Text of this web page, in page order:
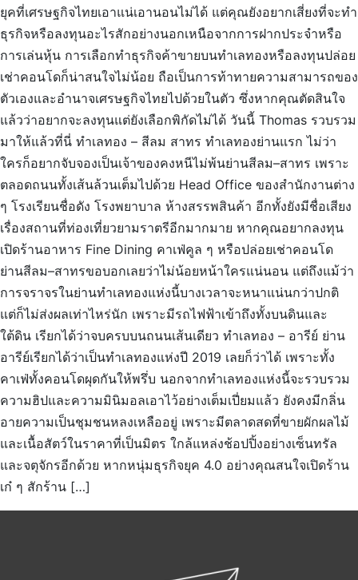
ยุคที่เศรษฐกิจไทยเอาแน่เอานอนไม่ได้ แต่คุณยังอยากเสี่ยงที่จะทำ
ธุรกิจหรือลงทุนอะไรสักอย่างนอกเหนือจากการฝากประจำหรือ
การเล่นหุ้น การเลือกทำธุรกิจค้าขายบนทำเลทองหรือลงทุนปล่อย
เช่าคอนโดก็น่าสนใจไม่น้อย ถือเป็นการท้าทายความสามารถของ
ตัวเองและอำนาจเศรษฐกิจไทยไปด้วยในตัว ซึ่งหากคุณตัดสินใจ
แล้วว่าอยากจะลงทุนแต่ยังเลือกพิกัดไม่ได้ วันนี้ Thomas รวบรวม
มาให้แล้วที่นี่ ทำเลทอง – สีลม สาทร ทำเลทองย่านแรก ไม่ว่า
ใครก็อยากจับจองเป็นเจ้าของคงหนีไม่พ้นย่านสีลม–สาทร เพราะ
ตลอดถนนทั้งเส้นล้วนเต็มไปด้วย Head Office ของสำนักงานต่าง
ๆ โรงเรียนชื่อดัง โรงพยาบาล ห้างสรรพสินค้า อีกทั้งยังมีชื่อเสียง
เรื่องสถานที่ท่องเที่ยวยามราตรีอีกมากมาย หากคุณอยากลงทุน
เปิดร้านอาหาร Fine Dining คาเฟ่คูล ๆ หรือปล่อยเช่าคอนโด
ย่านสีลม–สาทรขอบอกเลยว่าไม่น้อยหน้าใครแน่นอน แต่ถึงแม้ว่า
การจราจรในย่านทำเลทองแห่งนี้บางเวลาจะหนาแน่นกว่าปกติ
แต่ก็ไม่ส่งผลเท่าไหร่นัก เพราะมีรถไฟฟ้าเข้าถึงทั้งบนดินและ
ใต้ดิน เรียกได้ว่าจบครบบนถนนเส้นเดียว ทำเลทอง – อารีย์ ย่าน
อารีย์เรียกได้ว่าเป็นทำเลทองแห่งปี 2019 เลยก็ว่าได้ เพราะทั้ง
คาเฟ่ทั้งคอนโดผุดกันให้พรึ่บ นอกจากทำเลทองแห่งนี้จะรวบรวม
ความฮิปและความมินิมอลเอาไว้อย่างเต็มเปี่ยมแล้ว ยังคงมีกลิ่น
อายความเป็นชุมชนหลงเหลืออยู่ เพราะมีตลาดสดที่ขายผักผลไม้
และเนื้อสัตว์ในราคาที่เป็นมิตร ใกล้แหล่งช้อปปิ้งอย่างเซ็นทรัล
และจตุจักรอีกด้วย หากหนุ่มธุรกิจยุค 4.0 อย่างคุณสนใจเปิดร้าน
เก๋ ๆ สักร้าน […]